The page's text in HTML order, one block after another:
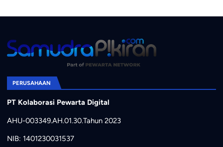
PERUSAHAAN
PT Kolaborasi Pewarta Digital
AHU-003349.AH.01.30.Tahun 2023
NIB: 1401230031537